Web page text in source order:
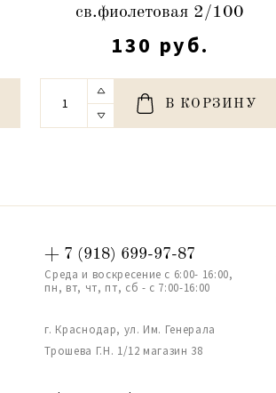
св.фиолетовая 2/100
130 руб.
В КОРЗИНУ
+ 7 (918) 699-97-87
Среда и воскресение с 6:00- 16:00,
пн, вт, чт, пт, сб - с 7:00-16:00
г. Краснодар, ул. Им. Генерала
Трошева Г.Н. 1/12 магазин 38